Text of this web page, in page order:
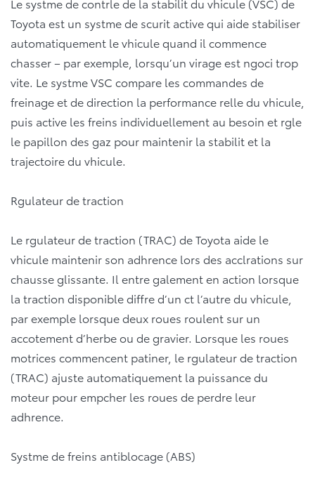
Le systme de contrle de la stabilit du vhicule (VSC) de
Toyota est un systme de scurit active qui aide stabiliser
automatiquement le vhicule quand il commence
chasser – par exemple, lorsqu’un virage est ngoci trop
vite. Le systme VSC compare les commandes de
freinage et de direction la performance relle du vhicule,
puis active les freins individuellement au besoin et rgle
le papillon des gaz pour maintenir la stabilit et la
trajectoire du vhicule.
Rgulateur de traction
Le rgulateur de traction (TRAC) de Toyota aide le
vhicule maintenir son adhrence lors des acclrations sur
chausse glissante. Il entre galement en action lorsque
la traction disponible diffre d’un ct l’autre du vhicule,
par exemple lorsque deux roues roulent sur un
accotement d’herbe ou de gravier. Lorsque les roues
motrices commencent patiner, le rgulateur de traction
(TRAC) ajuste automatiquement la puissance du
moteur pour empcher les roues de perdre leur
adhrence.
Systme de freins antiblocage (ABS)